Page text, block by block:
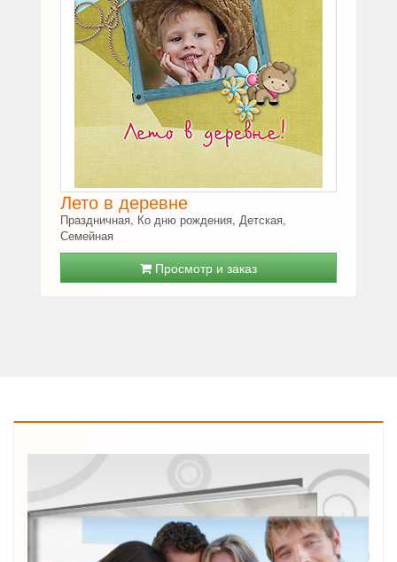
Лето в деревне
Праздничная, Ко дню рождения, Детская,
Семейная
Просмотр и заказ